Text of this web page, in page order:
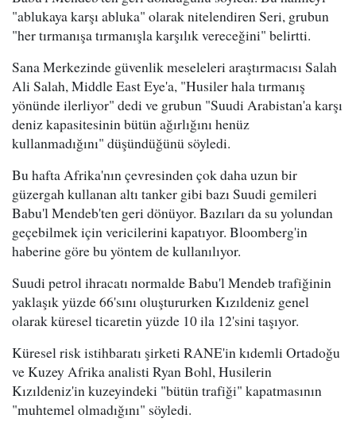
"ablukaya karşı abluka" olarak nitelendiren Seri, grubun
"her tırmanışa tırmanışla karşılık vereceğini" belirtti.
Sana Merkezinde güvenlik meseleleri araştırmacısı Salah
Ali Salah, Middle East Eye'a, "Husiler hala tırmanış
yönünde ilerliyor" dedi ve grubun "Suudi Arabistan'a karşı
deniz kapasitesinin bütün ağırlığını henüz
kullanmadığını" düşündüğünü söyledi.
Bu hafta Afrika'nın çevresinden çok daha uzun bir
güzergah kullanan altı tanker gibi bazı Suudi gemileri
Babu'l Mendeb'ten geri dönüyor. Bazıları da su yolundan
geçebilmek için vericilerini kapatıyor. Bloomberg'in
haberine göre bu yöntem de kullanılıyor.
Suudi petrol ihracatı normalde Babu'l Mendeb trafiğinin
yaklaşık yüzde 66'sını oluştururken Kızıldeniz genel
olarak küresel ticaretin yüzde 10 ila 12'sini taşıyor.
Küresel risk istihbaratı şirketi RANE'in kıdemli Ortadoğu
ve Kuzey Afrika analisti Ryan Bohl, Husilerin
Kızıldeniz'in kuzeyindeki "bütün trafiği" kapatmasının
"muhtemel olmadığını" söyledi.